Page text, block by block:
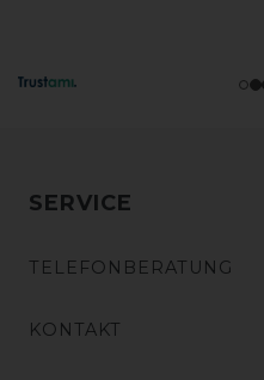
SERVICE
TELEFONBERATUNG
KONTAKT